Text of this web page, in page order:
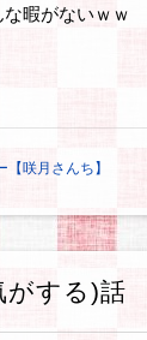
暇がないｗｗ
【咲月さんち】
がする)話